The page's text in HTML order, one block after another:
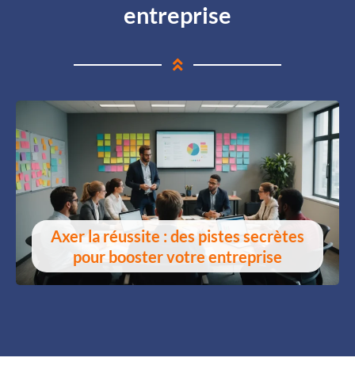
entreprise
Axer la réussite : des pistes secrètes
pour booster votre entreprise